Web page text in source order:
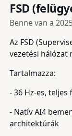
FSD
Benne van a
Az FSD
vezetési hálózat
Tartalmazza:
- 36 Hz-es,
- Natív AI4
architektúrák